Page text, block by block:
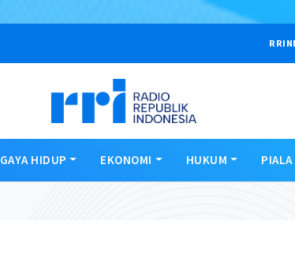
GAYA HIDUP EKONOMI HUKUM